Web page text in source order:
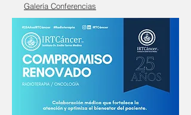
Galería Conferencias